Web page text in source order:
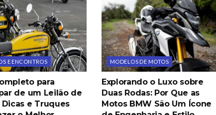
E ENCONTROS
para
de um Leilão de
Dicas e Truques
MODELOS DE MOTOS
Explorando o Luxo sobre
Duas Rodas: Por Que as
Motos BMW São Um Ícone